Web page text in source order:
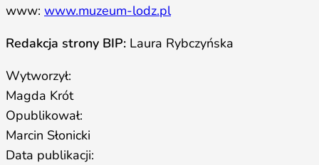
www: www.muzeum-lodz.pl
Redakcja strony BIP: Laura Rybczyńska
Wytworzył:
Magda Krót
Opublikował:
Marcin Słonicki
Data publikacji: